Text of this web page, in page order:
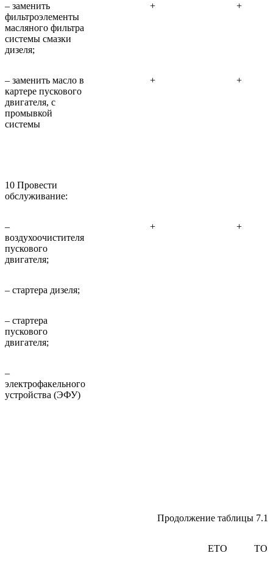
– заменить
фильтроэлементы
масляного фильтра
системы смазки
дизеля;
+ +
– заменить масло в
картере пускового
двигателя, с
промывкой
системы
+ +
10 Провести
обслуживание:
–
воздухоочистителя
пускового
двигателя;
+ +
– стартера дизеля;
– стартера
пускового
двигателя;
–
электрофакельного
устройства (ЭФУ)
Продолжение таблицы 7.1
ЕТО ТО